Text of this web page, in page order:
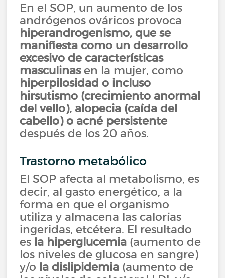
En el SOP, un aumento de los
andrógenos ováricos provoca
hiperandrogenismo, que se
manifiesta como un desarrollo
excesivo de características
masculinasen la mujer, como
hiperpilosidad o incluso
hirsutismo (crecimiento anormal
del vello), alopecia (caída del
cabello) o acné persistente
después de los 20 años.
Trastorno metabólico
El SOP afecta al metabolismo, es
decir, al gasto energético, a la
forma en que el organismo
utiliza y almacena las calorías
ingeridas, etcétera. El resultado
es la hiperglucemia (aumento de
los niveles de glucosa en sangre)
y/o la dislipidemia (aumento de